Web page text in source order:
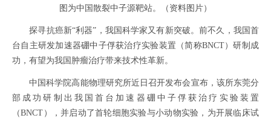
图为中国散裂中子源靶站。（资料图片）
探寻抗癌新“利器”，我国科学家又有新突破。前不久，我国首
台自主研发加速器硼中子俘获治疗实验装置（简称BNCT）研制成
功，有望为我国肿瘤治疗带来技术性革新。
中国科学院高能物理研究所近日召开发布会宣布，该所东莞分
部成功研制出我国首台加速器硼中子俘获治疗实验装置
（BNCT），并启动了首轮细胞实验与小动物实验，为开展临床试